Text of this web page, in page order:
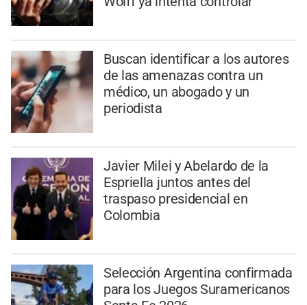
Buscan identificar a los autores
de las amenazas contra un
médico, un abogado y un
periodista
Javier Milei y Abelardo de la
Espriella juntos antes del
traspaso presidencial en
Colombia
Selección Argentina confirmada
para los Juegos Suramericanos